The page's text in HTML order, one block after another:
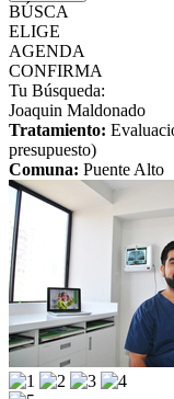
BÚSCA
ELIGE
AGENDA
CONFIRMA
Tu Búsqueda:
Joaquin Maldonado
Tratamiento:
presupuesto)
Comuna: Puente Alto